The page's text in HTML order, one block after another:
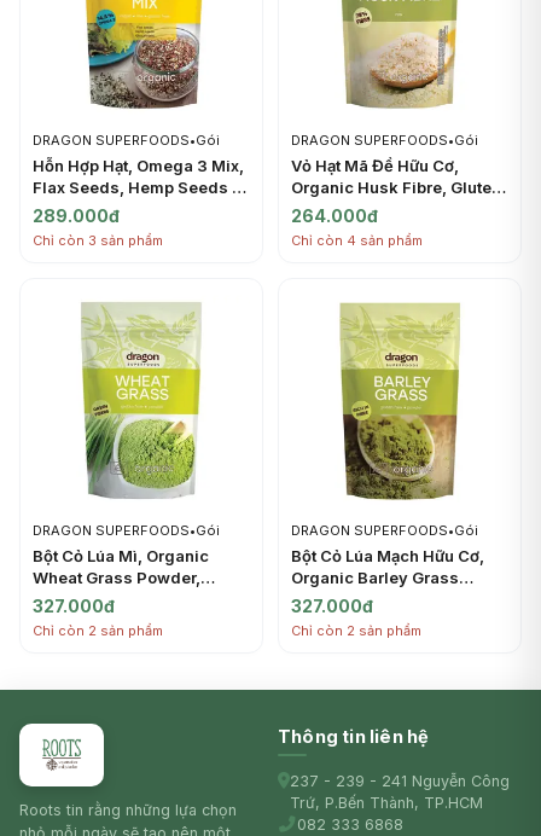
DRAGON SUPERFOODS•Gói
Hỗn Hợp Hạt, Omega 3 Mix,
Flax Seeds, Hemp Seeds &
Chia (200g) - DRAGON
SUPERFOODS
289.000đ
Chỉ còn 3 sản phẩm
DRAGON SUPERFOODS•Gói
Vỏ Hạt Mã Đề Hữu Cơ,
Organic Husk Fibre, Gluten
Free (150g) - DRAGON
SUPERFOODS
264.000đ
Chỉ còn 4 sản phẩm
DRAGON SUPERFOODS•Gói
Bột Cỏ Lúa Mì, Organic
Wheat Grass Powder,
Gluten Free (150g) -
DRAGON SUPERFOODS
327.000đ
Chỉ còn 2 sản phẩm
DRAGON SUPERFOODS•Gói
Bột Cỏ Lúa Mạch Hữu Cơ,
Organic Barley Grass
Powder (150g) - DRAGON
SUPERFOODS
327.000đ
Chỉ còn 2 sản phẩm
Roots tin rằng những lựa chọn
Thông tin liên hệ
237 - 239 - 241 Nguyễn Công
Trứ, P.Bến Thành, TP.HCM
082 333 6868